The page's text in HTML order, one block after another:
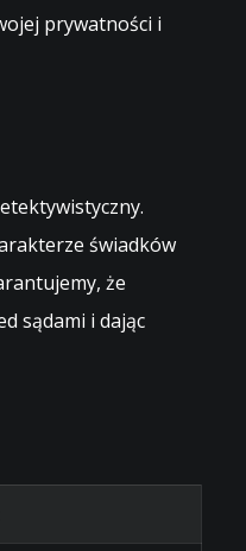
prywatności i
świadków
że
sądami i dając